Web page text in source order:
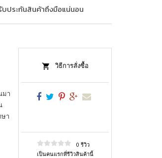
บประกันสินค้าถึงมือแน่นอน
มา
ษา
วิธีการสั่งซื้อ
0 รีวิว
เป็นคนแรกที่รีวิวสินค้านี้